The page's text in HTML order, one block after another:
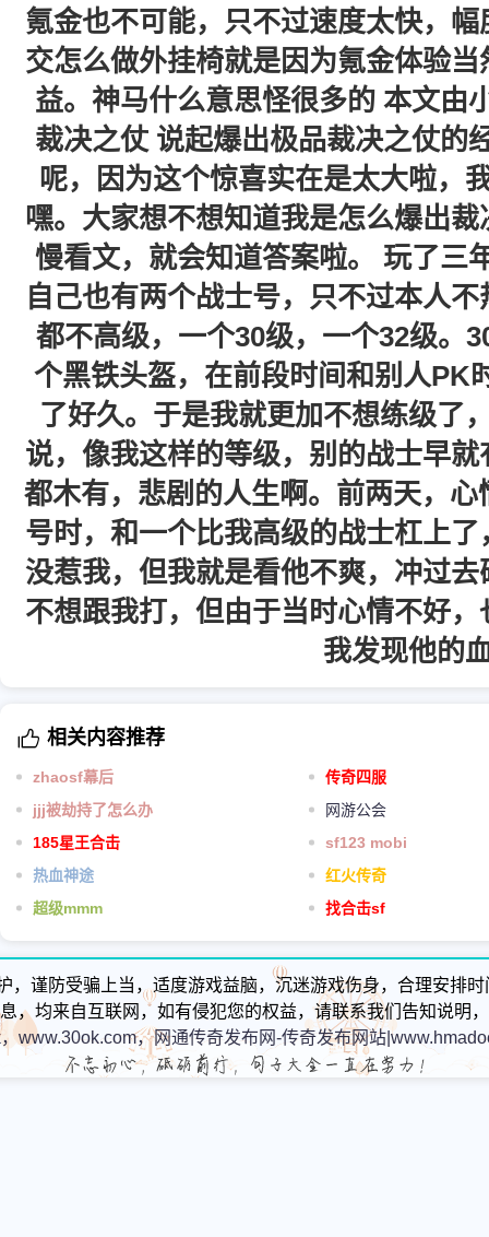
氪金也不可能，只不过速度太快，
交怎么做外挂椅就是因为氪金体验
益。神马什么意思怪很多的 本文由
裁决之仗 说起爆出极品裁决之仗的
呢，因为这个惊喜实在是太大啦，
嘿。大家想不想知道我是怎么爆出
慢看文，就会知道答案啦。 玩了三
自己也有两个战士号，只不过本人
都不高级，一个30级，一个32级。
个黑铁头盔，在前段时间和别人PK
了好久。于是我就更加不想练级了
说，像我这样的等级，别的战士早
都木有，悲剧的人生啊。前两天，
号时，和一个比我高级的战士杠上
没惹我，但我就是看他不爽，冲过
不想跟我打，但由于当时心情不好
我发现他的
相关内容推荐
zhaosf幕后
传奇四服
jjj被劫持了怎么办
网游公会
185星王合击
sf123 mobi
热血神途
红火传奇
超级mmm
找合击sf
，谨防受骗上当，适度游戏益脑，沉迷游戏伤身，合理安排
，均来自互联网，如有侵犯您的权益，请联系我们告知说明
www.30ok.com，网通传奇发布网-传奇发布网站